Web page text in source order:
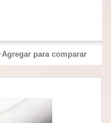
Agregar para comparar